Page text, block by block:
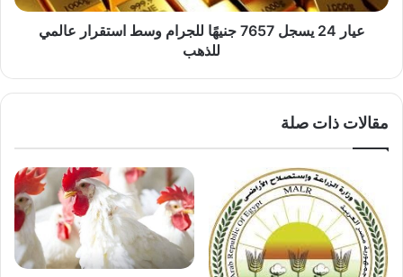
عالمي
للذهب
عيار 24 يسجل 7657 جنيهًا للجرام وسط استقرار عالمي
للذهب
مقالات ذات صلة